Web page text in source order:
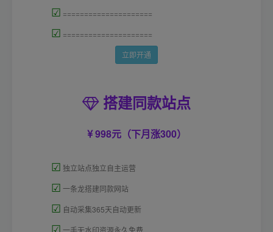
☑ =====================
☑ =====================
立即开通
搭建同款站点
998元（下月涨300）
☑ 独立站点独立自主运营
☑ 一条龙搭建同款网站
☑ 自动采集365天自动更新
☑